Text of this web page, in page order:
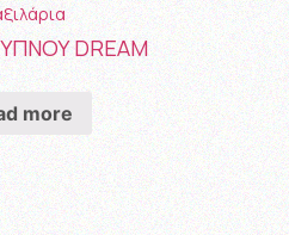
DREAM
more